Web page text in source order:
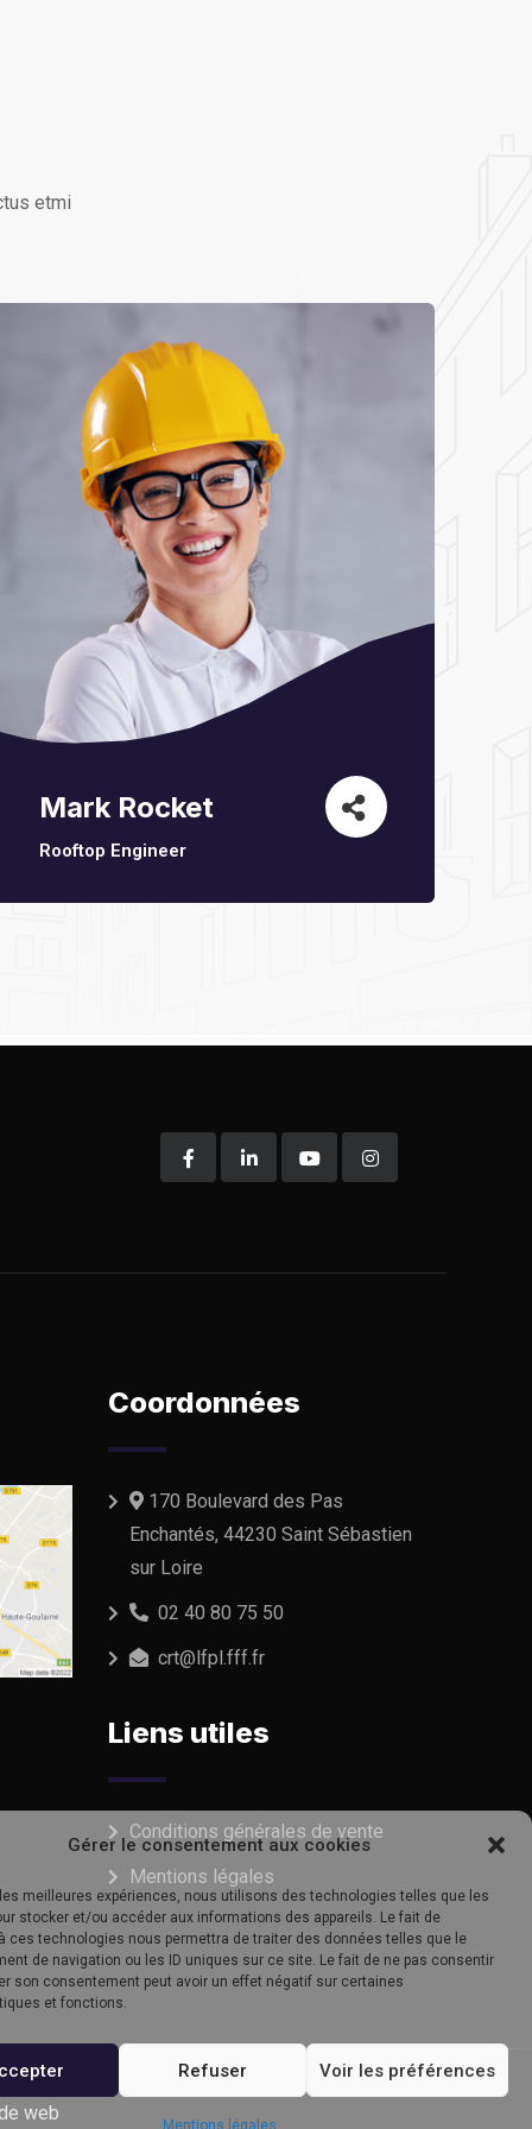
Gérer le consentement aux cookies
meilleures expériences, nous utilisons des technologies telles que les
stocker et/ou accéder aux informations des appareils. Le fait de
ces technologies nous permettra de traiter des données telles que le
de navigation ou les ID uniques sur ce site. Le fait de ne pas consentir
son consentement peut avoir un effet négatif sur certaines
et fonctions.
Refuser Voir les préférences
Mentions légales
etmi
Mark Rocket
Rooftop Engineer
Coordonnées
170 Boulevard des Pas
Enchantés, 44230 Saint Sébastien
sur Loire
02 40 80 75 50
crt@lfpl.fff.fr
Liens utiles
Conditions générales de vente
Mentions légales
web